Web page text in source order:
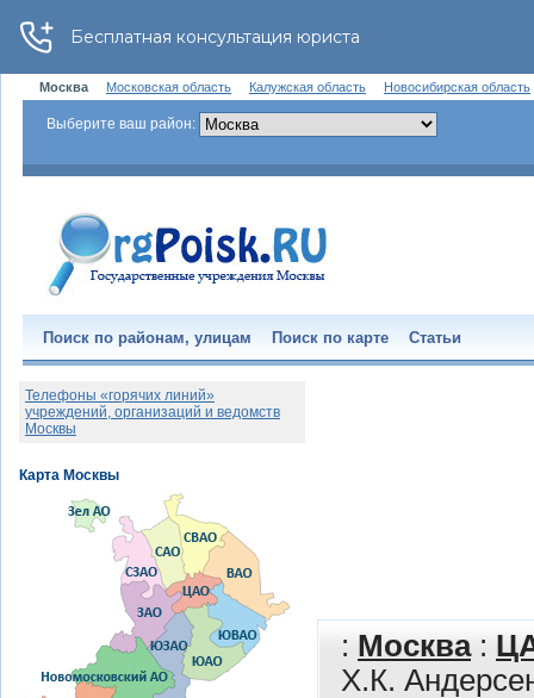
Москва Московская область Калужская область Новосибирская область
Выберите ваш район:
Поиск по районам, улицам Поиск по карте Статьи
: Москва:
Х.К.
Телефоны «горячих линий»
учреждений, организаций и ведомств
Москвы